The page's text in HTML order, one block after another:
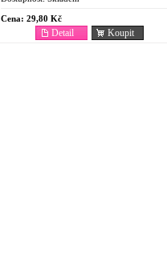
Cena: 29,80 Kč
Koupit
Detail